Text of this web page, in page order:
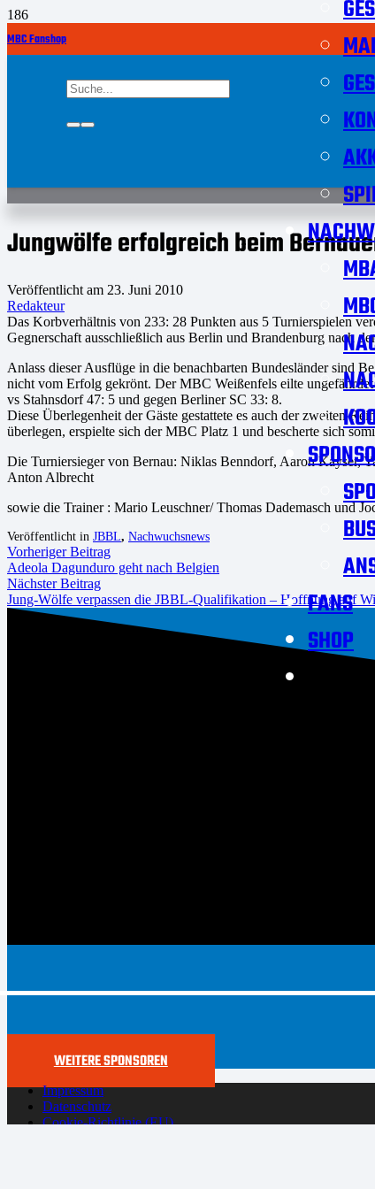
MBC Fanshop
FANS
SHOP
Jungwölfe erfolgreich beim
Veröffentlicht am 23. Juni 2010
Redakteur
Das Korbverhältnis von 233: 28 Punkten aus 5 Turnierspielen
Gegnerschaft ausschließlich aus Berlin und Brandenburg nach
Anlass dieser Ausflüge in die benachbarten Bundesländer sind
nicht vom Erfolg gekrönt. Der MBC Weißenfels eilte
vs Stahnsdorf 47: 5 und gegen Berliner SC 33: 8.
Diese Überlegenheit der Gäste gestattete es auch der zweiten
überlegen, erspielte sich der MBC Platz 1 und bescherte sich
Die Turniersieger von Bernau: Niklas Benndorf, Aaron Kayser,
Anton Albrecht
sowie die Trainer : Mario Leuschner/ Thomas Dademasch und
Veröffentlicht in JBBL, Nachwuchsnews
Vorheriger Beitrag
Adeola Dagunduro geht nach Belgien
Nächster Beitrag
Jung-Wölfe verpassen die JBBL-Qualifikation – Hoffnung auf
WEITERE SPONSOREN
Impressum
Datenschutz
Cookie-Richtlinie (EU)